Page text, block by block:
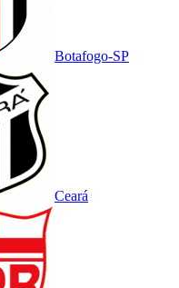
Botafogo-SP
Ceará